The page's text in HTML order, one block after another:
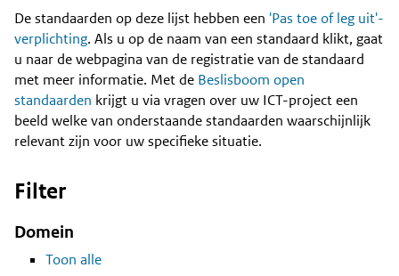
Content
De standaarden op deze lijst hebben een 'Pas toe of leg uit'-
verplichting. Als u op de naam van een standaard klikt, gaat
u naar de webpagina van de registratie van de standaard
met meer informatie. Met de Beslisboom open
standaarden krijgt u via vragen over uw ICT-project een
beeld welke van onderstaande standaarden waarschijnlijk
relevant zijn voor uw specifieke situatie.
Filter
Domein
Toon alle